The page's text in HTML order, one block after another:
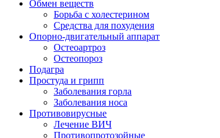
Обмен веществ
Борьба с холестерином
Средства для похудения
Опорно-двигательный аппарат
Остеоартроз
Остеопороз
Подагра
Простуда и грипп
Заболевания горла
Заболевания носа
Противовирусные
Лечение ВИЧ
Противопротозойные